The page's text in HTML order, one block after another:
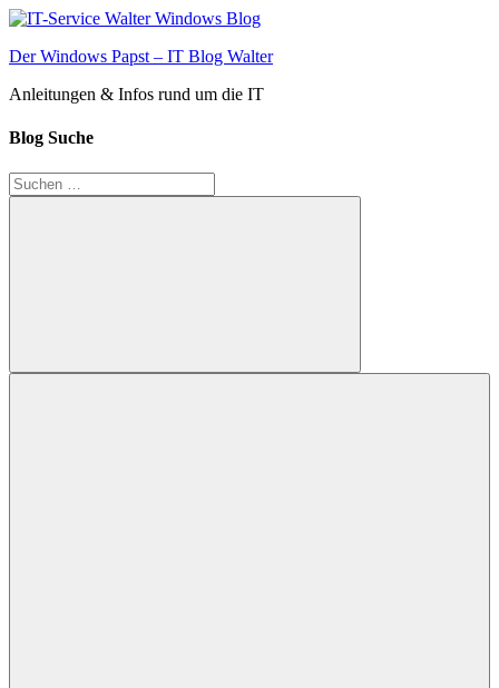
Zum
springen
Der Windows Papst – IT Blog Walter
Anleitungen & Infos rund um die IT
Blog Suche
Suchen
nach:
Suchen